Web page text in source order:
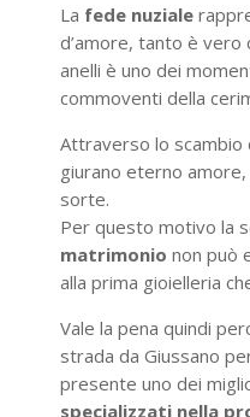
La fede nuziale
d’amore, tanto è vero
anelli è uno dei
commoventi della
Attraverso lo scambio
giurano eterno
sorte.
Per questo motivo la
matrimonio non può
alla prima gioielleria
Vale la pena quindi
strada da Giussano
presente uno dei
specializzati nella